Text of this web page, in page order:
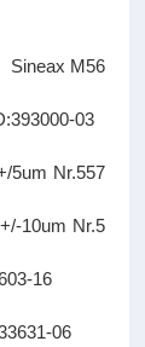
M56
03
Nr.557
10um Nr.5
16
06